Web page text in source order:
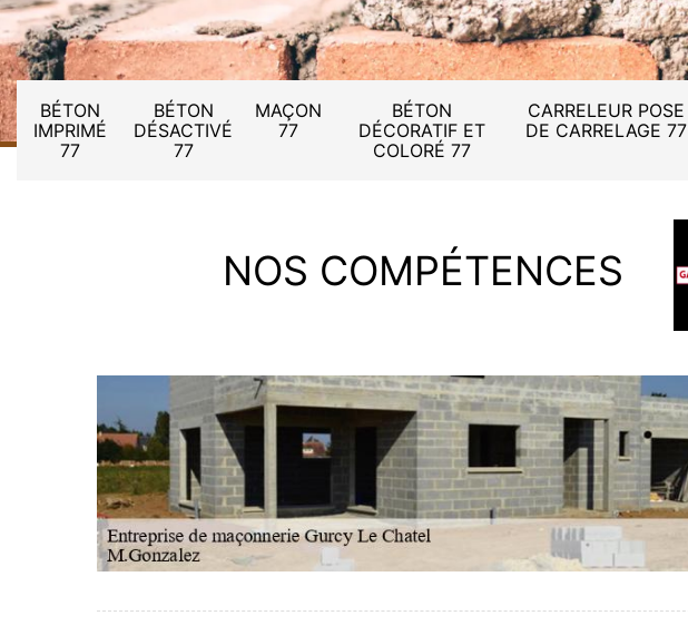
BÉTON
IMPRIMÉ
77
BÉTON
DÉSACTIVÉ
77
MAÇON
77
BÉTON
DÉCORATIF ET
COLORÉ 77
CARRELEUR POSE
DE CARRELAGE 77
NOS COMPÉTENCES